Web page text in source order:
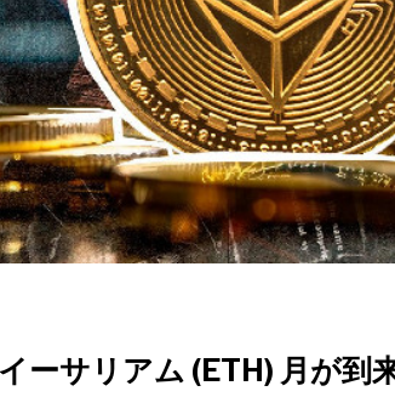
ーサリアム (ETH) 月が到